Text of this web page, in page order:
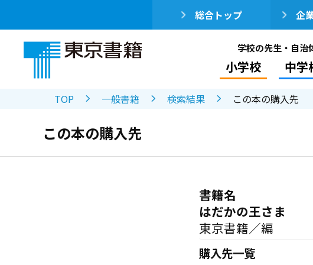
総合トップ 企
学校の先生・自治
小学校 中学
TOP 一般書籍 検索結果 この本の購入先
この本の購入先
書籍名
はだかの王さま
東京書籍／編
購入先一覧